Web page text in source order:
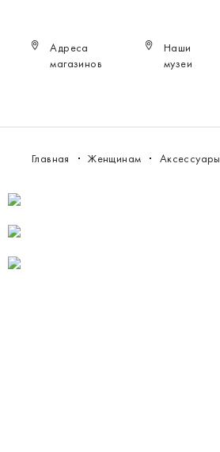
Адреса
магазинов
Наши
музеи
Главная Женщинам Аксессуары